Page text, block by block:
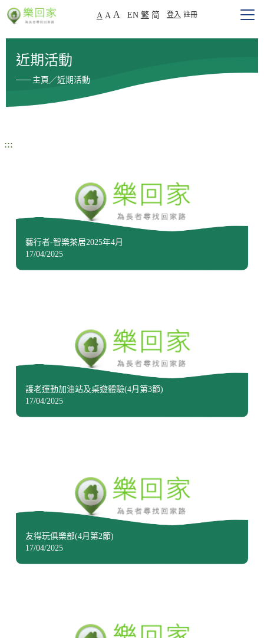
A A A EN 繁 简 登入 註冊
近期活動
主頁／近期活動
:::
藝行者-智樂茶居2025年4月
17/04/2025
護老運動加油站及桌遊體驗(4月第3節)
17/04/2025
友得玩俱樂部(4月第2節)
17/04/2025